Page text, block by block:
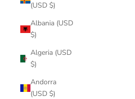
(USD $)
Albania (USD
$)
Algeria (USD
$)
Andorra
(USD $)